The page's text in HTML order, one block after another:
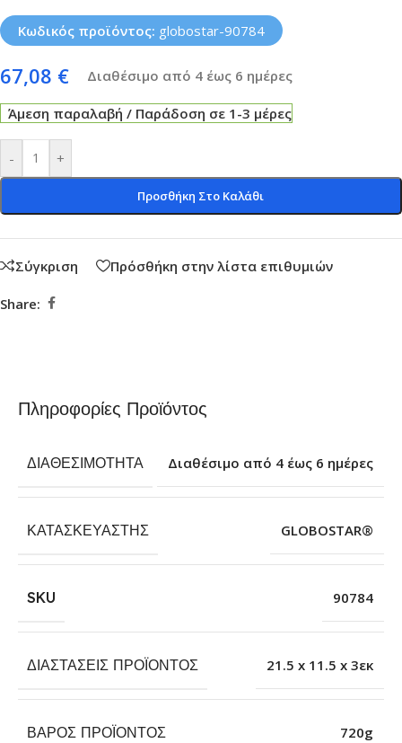
Κωδικός προϊόντος: globostar-90784
67,08 € Διαθέσιμο από 4 έως 6 ημέρες
Άμεση παραλαβή / Παράδοση σε 1-3 μέρες
- +
Προσθήκη Στο Καλάθι
Σύγκριση Πρόσθήκη στην λίστα επιθυμιών
Share:
Πληροφορίες Προϊόντος
ΔΙΑΘΕΣΙΜΌΤΗΤΑ Διαθέσιμο από 4 έως 6 ημέρες
ΚΑΤΑΣΚΕΥΑΣΤΉΣ GLOBOSTAR®
SKU 90784
ΔΙΑΣΤΆΣΕΙΣ ΠΡΟΪΌΝΤΟΣ 21.5 x 11.5 x 3εκ
ΒΆΡΟΣ ΠΡΟΪΌΝΤΟΣ 720g